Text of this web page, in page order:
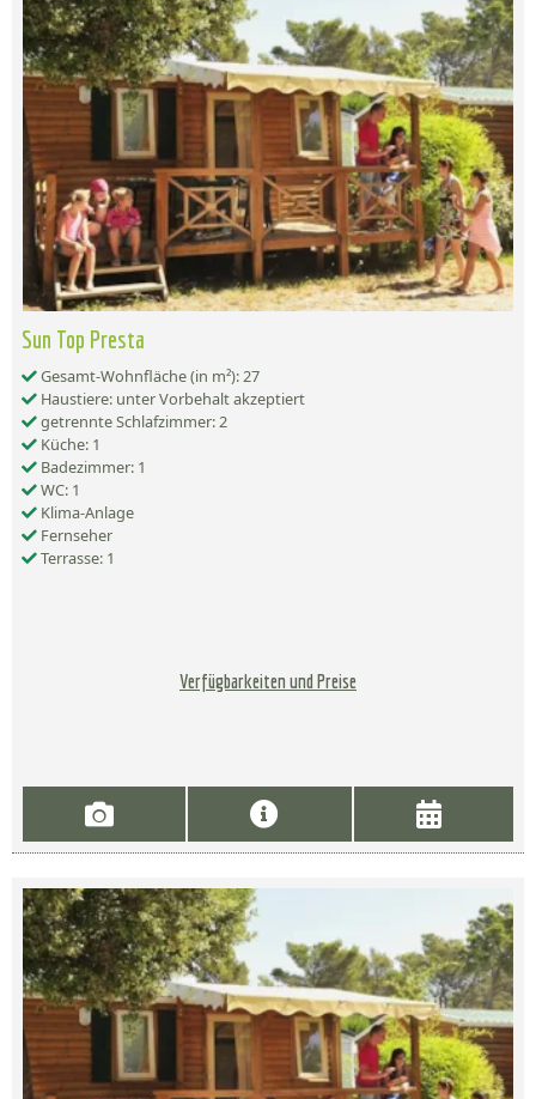
Sun Top Presta
Gesamt-Wohnfläche (in m²): 27
Haustiere: unter Vorbehalt akzeptiert
getrennte Schlafzimmer: 2
Küche: 1
Badezimmer: 1
WC: 1
Klima-Anlage
Fernseher
Terrasse: 1
Verfügbarkeiten und Preise